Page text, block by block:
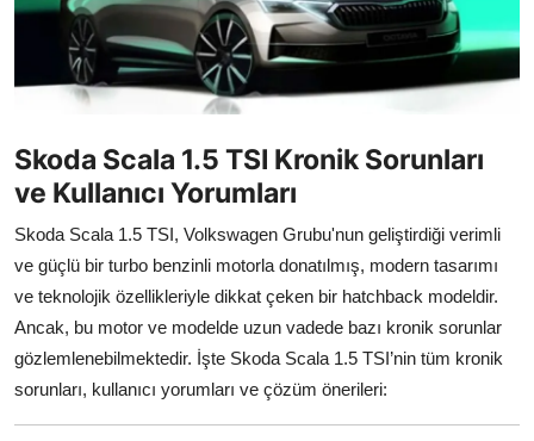
Kiralama & Filo
Sürüş & Güvenlik
Lastik & Jant
Yağlar & Sıvılar
Elektrik & Akü
Klima & Konfor
Aydınlatma & Görüş
Skoda Scala 1.5 TSI Kronik Sorunları
ve Kullanıcı Yorumları
Skoda Scala 1.5 TSI, Volkswagen Grubu'nun geliştirdiği verimli
ve güçlü bir turbo benzinli motorla donatılmış, modern tasarımı
ve teknolojik özellikleriyle dikkat çeken bir hatchback modeldir.
Ancak, bu motor ve modelde uzun vadede bazı kronik sorunlar
gözlemlenebilmektedir. İşte Skoda Scala 1.5 TSI’nin tüm kronik
sorunları, kullanıcı yorumları ve çözüm önerileri: